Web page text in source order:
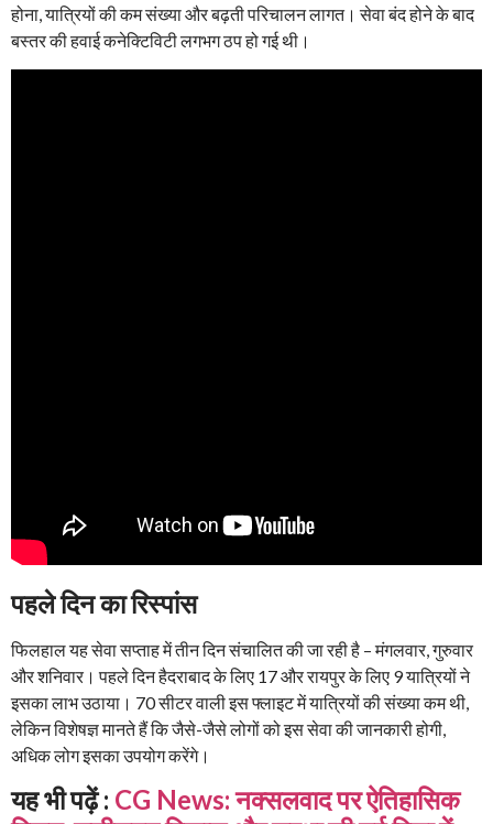
होना, यात्रियों की कम संख्या और बढ़ती परिचालन लागत। सेवा बंद होने के बाद
बस्तर की हवाई कनेक्टिविटी लगभग ठप हो गई थी।
पहले दिन का रिस्पांस
फिलहाल यह सेवा सप्ताह में तीन दिन संचालित की जा रही है – मंगलवार, गुरुवार
और शनिवार। पहले दिन हैदराबाद के लिए 17 और रायपुर के लिए 9 यात्रियों ने
इसका लाभ उठाया। 70 सीटर वाली इस फ्लाइट में यात्रियों की संख्या कम थी,
लेकिन विशेषज्ञ मानते हैं कि जैसे-जैसे लोगों को इस सेवा की जानकारी होगी,
अधिक लोग इसका उपयोग करेंगे।
यह भी पढ़ें : CG News: नक्सलवाद पर ऐतिहासिक